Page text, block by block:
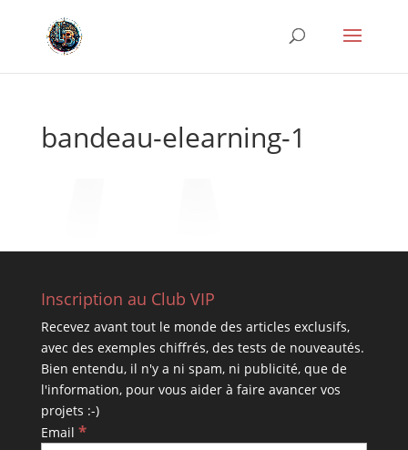
bandeau-elearning-1
Inscription au Club VIP
Recevez avant tout le monde des articles exclusifs,
avec des exemples chiffrés, des tests de nouveautés.
Bien entendu, il n'y a ni spam, ni publicité, que de
l'information, pour vous aider à faire avancer vos
projets :-)
Email *